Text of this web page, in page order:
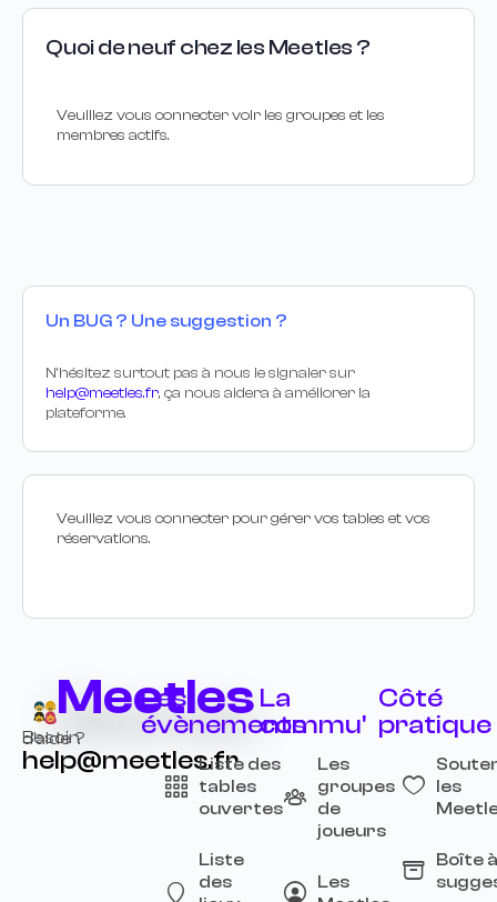
Quoi de neuf chez les Meetles ?
Veuillez vous connecter voir les groupes et les
membres actifs.
Un BUG ? Une suggestion ?
N’hésitez surtout pas à nous le signaler sur
help@meetles.fr, ça nous aidera à améliorer la
plateforme.
Veuillez vous connecter pour gérer vos tables et vos
réservations.
Meetles
Besoin d’aide ?
help@meetles.fr
Les
évènements
Liste des
tables
ouvertes
Liste
des
La
commu'
Les
groupes
de
joueurs
Les
Côté
pratique
les
Boîte à